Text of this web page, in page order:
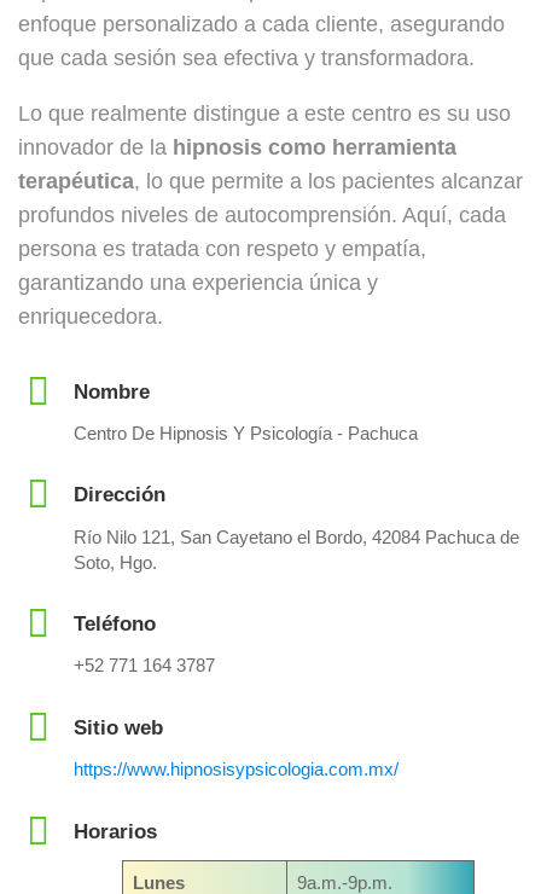
enfoque personalizado a cada cliente, asegurando
que cada sesión sea efectiva y transformadora.
Lo que realmente distingue a este centro es su uso
innovador de la hipnosis como herramienta
terapéutica, lo que permite a los pacientes alcanzar
profundos niveles de autocomprensión. Aquí, cada
persona es tratada con respeto y empatía,
garantizando una experiencia única y
enriquecedora.
Nombre
Centro De Hipnosis Y Psicología - Pachuca
Dirección
Río Nilo 121, San Cayetano el Bordo, 42084 Pachuca de
Soto, Hgo.
Teléfono
+52 771 164 3787
Sitio web
https://www.hipnosisypsicologia.com.mx/
Horarios
Lunes 9a.m.-9p.m.